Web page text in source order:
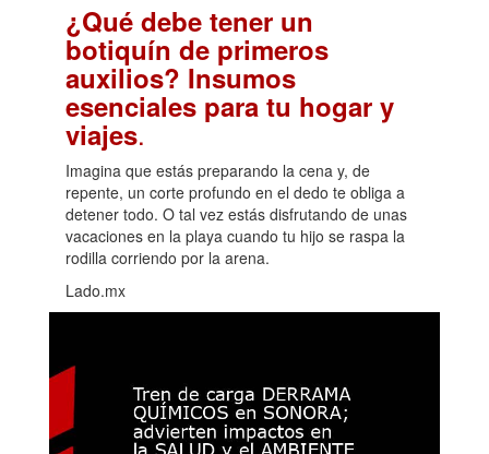
¿Qué debe tener un
botiquín de primeros
auxilios? Insumos
esenciales para tu hogar y
viajes.
Imagina que estás preparando la cena y, de
repente, un corte profundo en el dedo te obliga a
detener todo. O tal vez estás disfrutando de unas
vacaciones en la playa cuando tu hijo se raspa la
rodilla corriendo por la arena.
Lado.mx